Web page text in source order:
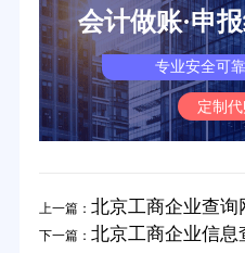
会计做账·申
专业安全可
定制
上一篇： 北京工商企业查询
下一篇： 北京工商企业信息